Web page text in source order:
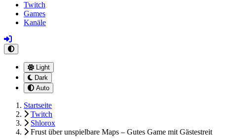
Twitch
Games
Kanäle
Light
Dark
Auto
Startseite
Twitch
Shlorox
Frust über unspielbare Maps – Gutes Game mit Gästestreit